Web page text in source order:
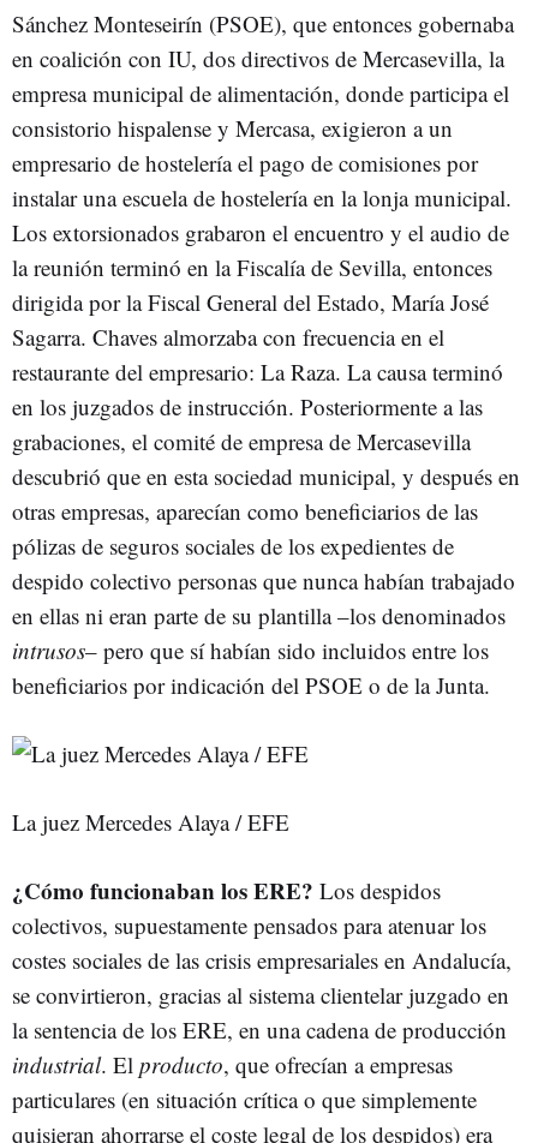
Sánchez Monteseirín (PSOE), que entonces gobernaba
en coalición con IU, dos directivos de Mercasevilla, la
empresa municipal de alimentación, donde participa el
consistorio hispalense y Mercasa, exigieron a un
empresario de hostelería el pago de comisiones por
instalar una escuela de hostelería en la lonja municipal.
Los extorsionados grabaron el encuentro y el audio de
la reunión terminó en la Fiscalía de Sevilla, entonces
dirigida por la Fiscal General del Estado, María José
Sagarra. Chaves almorzaba con frecuencia en el
restaurante del empresario: La Raza. La causa terminó
en los juzgados de instrucción. Posteriormente a las
grabaciones, el comité de empresa de Mercasevilla
descubrió que en esta sociedad municipal, y después en
otras empresas, aparecían como beneficiarios de las
pólizas de seguros sociales de los expedientes de
despido colectivo personas que nunca habían trabajado
en ellas ni eran parte de su plantilla –los denominados
intrusos– pero que sí habían sido incluidos entre los
beneficiarios por indicación del PSOE o de la Junta.
La juez Mercedes Alaya / EFE
¿Cómo funcionaban los ERE? Los despidos
colectivos, supuestamente pensados para atenuar los
costes sociales de las crisis empresariales en Andalucía,
se convirtieron, gracias al sistema clientelar juzgado en
la sentencia de los ERE, en una cadena de producción
industrial. El producto, que ofrecían a empresas
particulares (en situación crítica o que simplemente
quisieran ahorrarse el coste legal de los despidos) era